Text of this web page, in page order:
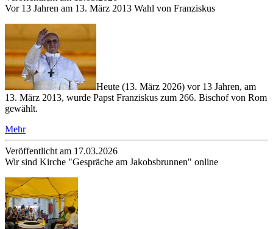
Vor 13 Jahren am 13. März 2013 Wahl von Franziskus
Heute (13. März 2026) vor 13 Jahren, am
13. März 2013, wurde Papst Franziskus zum 266. Bischof von Rom
gewählt.
Mehr
Veröffentlicht am 17­.03.2026
Wir sind Kirche "Gespräche am Jakobsbrunnen" online